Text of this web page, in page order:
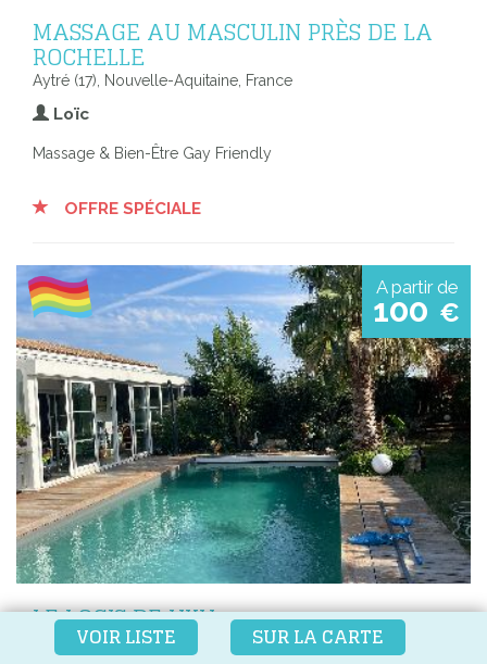
MASSAGE AU MASCULIN PRÈS DE LA
ROCHELLE
Aytré (17), Nouvelle-Aquitaine, France
Loïc
Massage & Bien-Être Gay Friendly
OFFRE SPÉCIALE
A partir de
100 €
LE LOGIS DE UKU
Charron (17), Nouvelle-Aquitaine, France
VOIR LISTE SUR LA CARTE